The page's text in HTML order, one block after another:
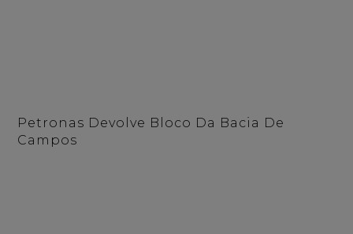
Petronas Devolve Bloco Da Bacia De
Campos